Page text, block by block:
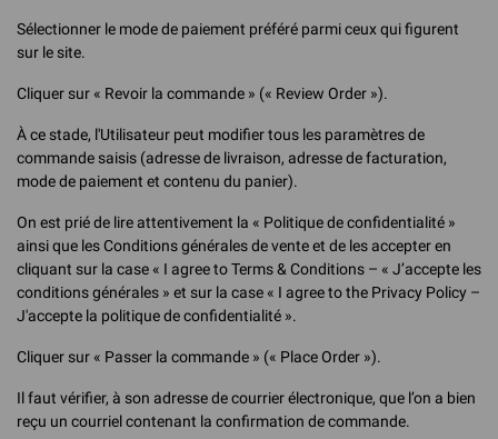
Sélectionner le mode de paiement préféré parmi ceux qui figurent
sur le site.
Cliquer sur « Revoir la commande » (« Review Order »).
À ce stade, l'Utilisateur peut modifier tous les paramètres de
commande saisis (adresse de livraison, adresse de facturation,
mode de paiement et contenu du panier).
On est prié de lire attentivement la « Politique de confidentialité »
ainsi que les Conditions générales de vente et de les accepter en
cliquant sur la case « I agree to Terms & Conditions – « J’accepte les
conditions générales » et sur la case « I agree to the Privacy Policy –
J'accepte la politique de confidentialité ».
Cliquer sur « Passer la commande » (« Place Order »).
Il faut vérifier, à son adresse de courrier électronique, que l’on a bien
reçu un courriel contenant la confirmation de commande.